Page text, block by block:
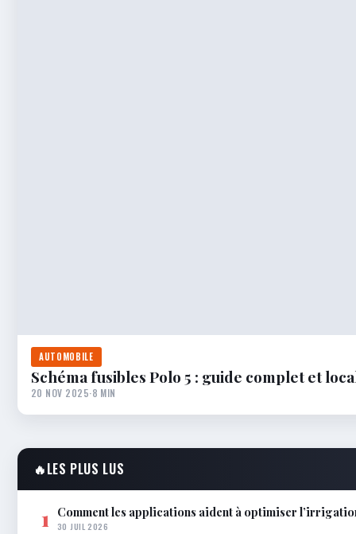
AUTOMOBILE
Schéma fusibles Polo 5 : guide complet et
20 NOV 2025·8 MIN
🔥LES PLUS LUS
1 Comment les applications aident à optimiser
30 JUIL 2026